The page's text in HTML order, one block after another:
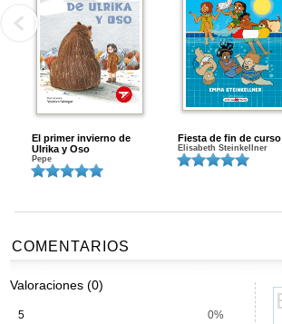
El primer invierno de
Ulrika y Oso
Pepe
Fiesta de fin de curso
Elisabeth Steinkellner
COMENTARIOS
Valoraciones (0)
5
0%